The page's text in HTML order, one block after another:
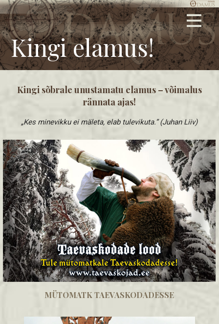
Skip
to
content
ODAMUS DISAIN
Graafiline disain, logode ja firmasümboolika kujundamine,
keskkonnasõbralikud trükised, tehnilised joonised, stiilsed
kingitused ja ärimeened.
Kingi elamus!
Kingi sõbrale unustamatu elamus – võimalus
rännata ajas!
„Kes minevikku ei mäleta, elab tulevikuta.” (Juhan Liiv)
MÜTOMATK TAEVASKODADESSE